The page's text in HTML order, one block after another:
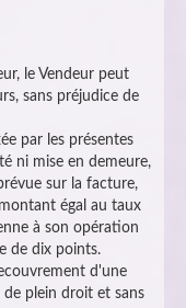
le Vendeur peut
sans préjudice de
par les présentes
ni mise en demeure,
sur la facture,
égal au taux
à son opération
de dix points.
d'une
de plein droit et sans